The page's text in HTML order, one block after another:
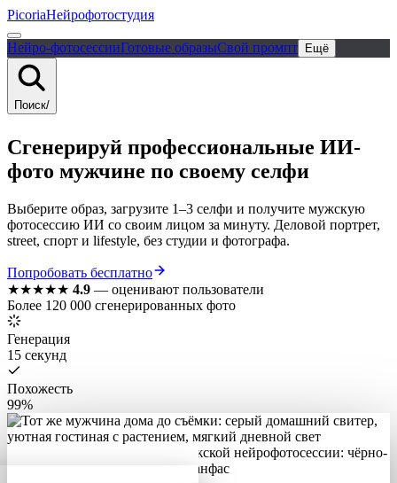
PicoriaНейрофотостудия
Нейро-фотосессииГотовые образыСвой промпт Ещё
Поиск/
Сгенерируй профессиональные ИИ-
фото мужчине по своему селфи
Выберите образ, загрузите 1–3 селфи и получите мужскую
фотосессию ИИ со своим лицом за минуту. Деловой портрет,
street, спорт и lifestyle, без студии и фотографа.
Попробовать бесплатно
★★★★★ 4.9 — оценивают пользователи
Более 120 000 сгенерированных фото
Генерация
15 секунд
Похожесть
99%